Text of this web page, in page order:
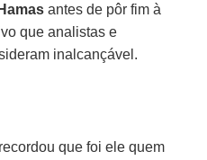
Hamas antes de pôr fim à
que analistas e
inalcançável.
recordou que foi ele quem